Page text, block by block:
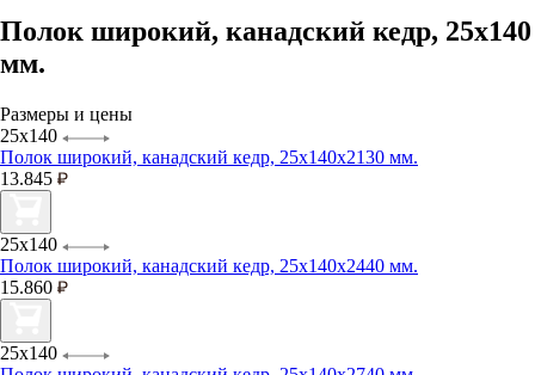
Полок широкий, канадский кедр, 25х140
мм.
Размеры и цены
25х140
Полок широкий, канадский кедр, 25х140x2130 мм.
13.845
25х140
Полок широкий, канадский кедр, 25х140x2440 мм.
15.860
25х140